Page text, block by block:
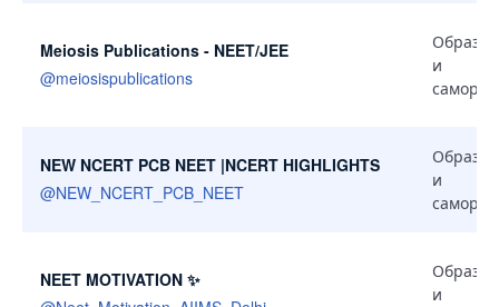
Meiosis Publications - NEET/JEE
@meiosispublications
и
NEW NCERT PCB NEET |NCERT HIGHLIGHTS
@NEW_NCERT_PCB_NEET
и
NEET MOTIVATION ✨
и